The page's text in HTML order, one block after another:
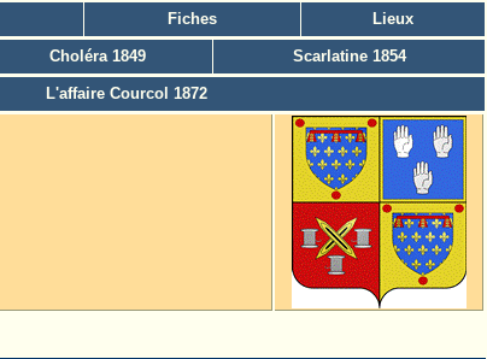
Fiches Lieux
Choléra 1849 Scarlatine 1854
L'affaire Courcol 1872